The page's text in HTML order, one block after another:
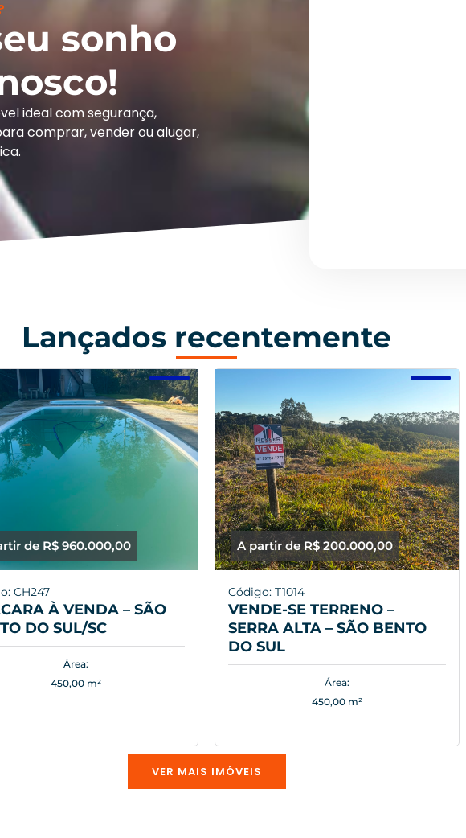
sonho
ideal com segurança,
comprar, vender ou alugar,
Lançados recentemente
de R$ 960.000,00
CH247
À VENDA – SÃO
DO SUL/SC
Área:
450,00 m²
A partir de R$ 200.000,00
Código: T1014
VENDE-SE TERRENO –
SERRA ALTA – SÃO BENTO
DO SUL
Área:
450,00 m²
VER MAIS IMÓVEIS